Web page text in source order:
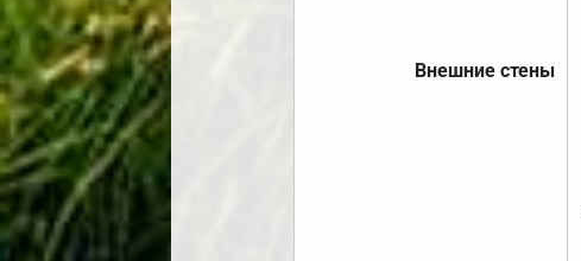
Внешние стены